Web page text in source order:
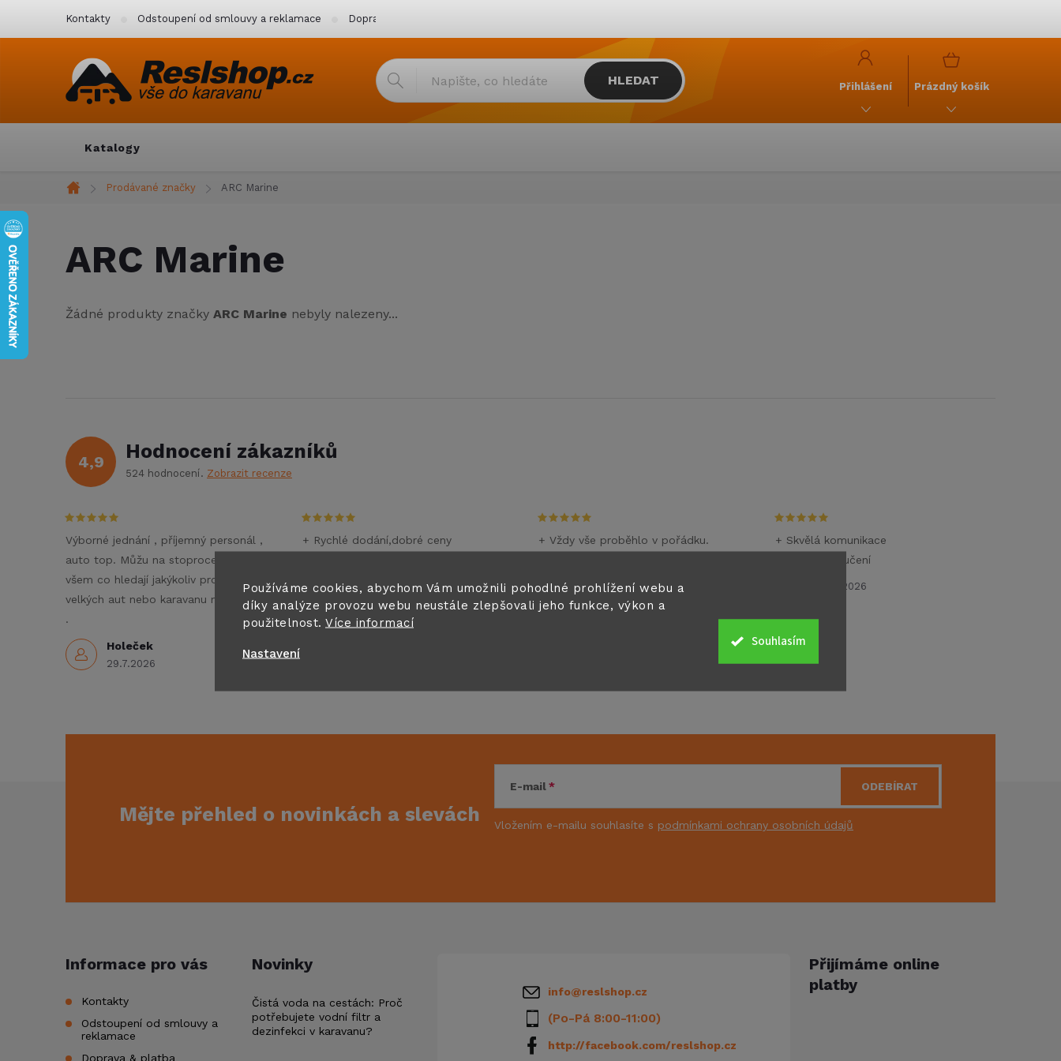
Používáme cookies, abychom Vám umožnili pohodlné prohlížení webu a
díky analýze provozu webu neustále zlepšovali jeho funkce, výkon a
použitelnost. Více informací
Nastavení
Souhlasím
Kontakty Odstoupení od smlouvy a reklamace Doprava & platba
HLEDAT Přihlášení
NÁKUPNÍ
Prázdný košík
Katalogy
Domů
Prodávané značky ARC Marine
ARC Marine
Žádné produkty značky ARC Marine nebyly nalezeny...
4,9 Hodnocení zákazníků
524 hodnocení Zobrazit recenze
Holeček
29.7.2026
Výborné jednání , příjemný personál ,
auto top. Můžu na stoprocent doporučit
všem co hledají jakýkoliv pronájem
velkých aut nebo karavanu na dovolenou
.
30.6.2026
+ Rychlé dodání,dobré ceny
+ Vždy vše proběhlo v pořádku.
26.6.2026
+ Skvělá komunikace
+ Rychlé doručení
Mějte přehled o novinkách a slevách
E-mail
Vložením e-mailu souhlasíte s podmínkami ochrany osobních údajů
ODEBÍRAT
Informace pro vás
Kontakty
Odstoupení od smlouvy a
reklamace
Doprava & platba
Novinky
Čistá voda na cestách: Proč
potřebujete vodní filtr a
dezinfekci v karavanu?
info@reslshop.cz
(Po-Pá 8:00-11:00)
http://facebook.com/reslshop.cz
Přijímáme online
platby